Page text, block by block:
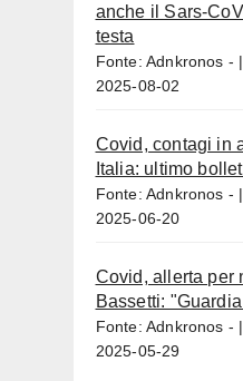
anche il Sars-
testa
Fonte: Adnkronos -
2025-08-02
Covid, contagi in
Italia: ultimo
Fonte: Adnkronos -
2025-06-20
Covid, allerta per
Bassetti:
Fonte: Adnkronos -
2025-05-29